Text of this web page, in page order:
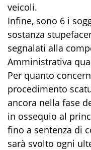
veicoli.
Infine, sono 6 i
sostanza
segnalati alla
Amministrativa
Per quanto
procedimento
ancora nella fase
in ossequio al
fino a sentenza di
sarà svolto ogni